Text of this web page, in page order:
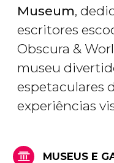
Museum,
escritores
Obscura &
museu
espetaculares
experiências
MUSEUS E